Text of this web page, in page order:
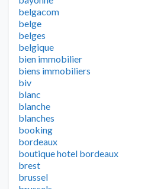
belgacom
belge
belges
belgique
bien immobilier
biens immobiliers
biv
blanc
blanche
blanches
booking
bordeaux
boutique hotel bordeaux
brest
brussel